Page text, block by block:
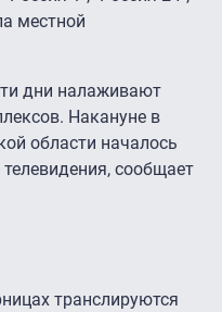
местной
дни налаживают
Накануне в
области началось
сообщает
транслируются